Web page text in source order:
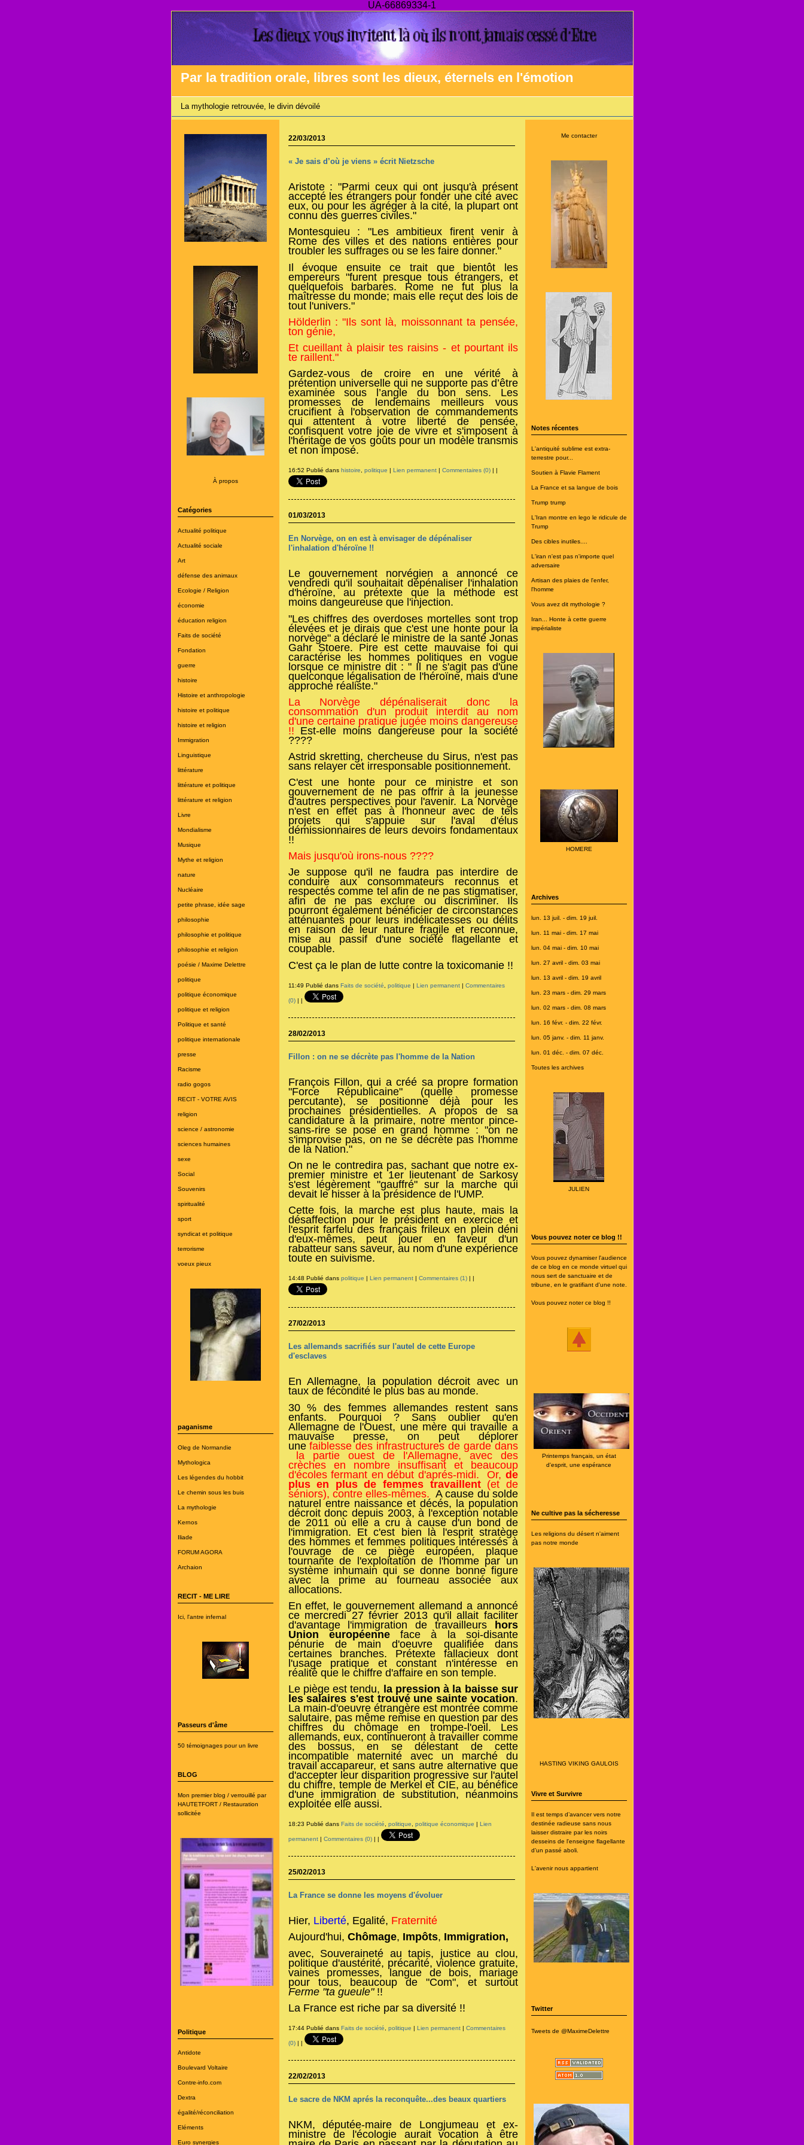
UA-66869334-1
Par la tradition orale, libres sont les dieux, éternels en l'émotion
La mythologie retrouvée, le divin dévoilé
À propos
Catégories
Actualité politique
Actualité sociale
Art
défense des animaux
Ecologie / Religion
économie
éducation religion
Faits de société
Fondation
guerre
histoire
Histoire et anthropologie
histoire et politique
histoire et religion
Immigration
Linguistique
littérature
littérature et politique
littérature et religion
Livre
Mondialisme
Musique
Mythe et religion
nature
Nucléaire
petite phrase, idée sage
philosophie
philosophie et politique
philosophie et religion
poésie / Maxime Delettre
politique
politique économique
politique et religion
Politique et santé
politique internationale
presse
Racisme
radio gogos
RECIT - VOTRE AVIS
religion
science / astronomie
sciences humaines
sexe
Social
Souvenirs
spiritualité
sport
syndicat et politique
terrorisme
voeux pieux
paganisme
Oleg de Normandie
Mythologica
Les légendes du hobbit
Le chemin sous les buis
La mythologie
Kernos
Iliade
FORUM AGORA
Archaion
RECIT - ME LIRE
Ici, l'antre infernal
Passeurs d'âme
50 témoignages pour un livre
BLOG
Mon premier blog / verrouillé par
HAUTETFORT / Restauration
sollicitée
Politique
Antidote
Boulevard Voltaire
Contre-info.com
Dextra
égalité/réconciliation
Eléments
Euro synergies
Me contacter
Notes récentes
L'antiquité sublime est extra-
terrestre pour...
Soutien à Flavie Flament
La France et sa langue de bois
Trump trump
L'Iran montre en lego le ridicule de
Trump
Des cibles inutiles....
L'iran n'est pas n'importe quel
adversaire
Artisan des plaies de l'enfer,
l'homme
Vous avez dit mythologie ?
Iran... Honte à cette guerre
impérialiste
HOMERE
Archives
lun. 13 juil. - dim. 19 juil.
lun. 11 mai - dim. 17 mai
lun. 04 mai - dim. 10 mai
lun. 27 avril - dim. 03 mai
lun. 13 avril - dim. 19 avril
lun. 23 mars - dim. 29 mars
lun. 02 mars - dim. 08 mars
lun. 16 févr. - dim. 22 févr.
lun. 05 janv. - dim. 11 janv.
lun. 01 déc. - dim. 07 déc.
Toutes les archives
JULIEN
Vous pouvez noter ce blog !!
Vous pouvez dynamiser l'audience
de ce blog en ce monde virtuel qui
nous sert de sanctuaire et de
tribune, en le gratifiant d'une note.
Vous pouvez noter ce blog !!
Printemps français, un état
d'esprit, une espérance
Ne cultive pas la sécheresse
Les religions du désert n'aiment
pas notre monde
HASTING VIKING GAULOIS
Vivre et Survivre
Il est temps d’avancer vers notre
destinée radieuse sans nous
laisser distraire par les noirs
desseins de l'enseigne flagellante
d’un passé aboli.
L'avenir nous appartient
Twitter
Tweets de @MaximeDelettre
22/03/2013
« Je sais d’où je viens » écrit Nietzsche
Aristote : "Parmi ceux qui ont jusqu'à présent
accepté les étrangers pour fonder une cité avec
eux, ou pour les agréger à la cité, la plupart ont
connu des guerres civiles."
Montesquieu : "Les ambitieux firent venir à
Rome des villes et des nations entières pour
troubler les suffrages ou se les faire donner."
Il évoque ensuite ce trait que bientôt les
empereurs "furent presque tous étrangers, et
quelquefois barbares. Rome ne fut plus la
maîtresse du monde; mais elle reçut des lois de
tout l'univers."
Hölderlin : "Ils sont là, moissonnant ta pensée,
ton génie,
Et cueillant à plaisir tes raisins - et pourtant ils
te raillent."
Gardez-vous de croire en une vérité à
prétention universelle qui ne supporte pas d’être
examinée sous l’angle du bon sens. Les
promesses de lendemains meilleurs vous
crucifient à l'observation de commandements
qui attentent à votre liberté de pensée,
confisquent votre joie de vivre et s'imposent à
l'héritage de vos goûts pour un modèle transmis
et non imposé.
16:52 Publié dans histoire politique | Lien permanent| Commentaires (0)| |
01/03/2013
En Norvège, on en est à envisager de dépénaliser
l'inhalation d'héroïne !!
Le gouvernement norvégien a annoncé ce
vendredi qu'il souhaitait dépénaliser l'inhalation
d'héroïne, au prétexte que la méthode est
moins dangeureuse que l'injection.
"Les chiffres des overdoses mortelles sont trop
élevées et je dirais que c'est une honte pour la
norvège" a déclaré le ministre de la santé Jonas
Gahr Stoere. Pire est cette mauvaise foi qui
caractérise les hommes politiques en vogue
lorsque ce ministre dit : " Il ne s'agit pas d'une
quelconque légalisation de l'héroïne, mais d'une
approche réaliste."
La Norvège dépénaliserait donc la
consommation d'un produit interdit au nom
d'une certaine pratique jugée moins dangereuse
!! Est-elle moins dangereuse pour la société
????
Astrid skretting, chercheuse du Sirus, n'est pas
sans relayer cet irresponsable positionnement.
C'est une honte pour ce ministre et son
gouvernement de ne pas offrir à la jeunesse
d'autres perspectives pour l'avenir. La Norvège
n'est en effet pas à l'honneur avec de tels
projets qui s'appuie sur l'aval d'élus
démissionnaires de leurs devoirs fondamentaux
!!
Mais jusqu'où irons-nous ????
Je suppose qu'il ne faudra pas interdire de
conduire aux consommateurs reconnus et
respectés comme tel afin de ne pas stigmatiser,
afin de ne pas exclure ou discriminer. Ils
pourront également bénéficier de circonstances
atténuantes pour leurs indélicatesses ou délits
en raison de leur nature fragile et reconnue,
mise au passif d'une société flagellante et
coupable.
C'est ça le plan de lutte contre la toxicomanie !!
11:49 Publié dans Faits de société politique | Lien permanent| Commentaires
(0)| |
28/02/2013
Fillon : on ne se décrète pas l'homme de la Nation
François Fillon, qui a créé sa propre formation
"Force Républicaine" (quelle promesse
percutante), se positionne déjà pour les
prochaines présidentielles. A propos de sa
candidature à la primaire, notre mentor pince-
sans-rire se pose en grand homme : "on ne
s'improvise pas, on ne se décrète pas l'homme
de la Nation."
On ne le contredira pas, sachant que notre ex-
premier ministre et 1er lieutenant de Sarkosy
s'est légèrement "gauffré" sur la marche qui
devait le hisser à la présidence de l'UMP.
Cette fois, la marche est plus haute, mais la
désaffection pour le président en exercice et
l'esprit farfelu des français frileux en plein déni
d'eux-mêmes, peut jouer en faveur d'un
rabatteur sans saveur, au nom d'une expérience
toute en suivisme.
14:48 Publié dans politique | Lien permanent| Commentaires (1)| |
27/02/2013
Les allemands sacrifiés sur l'autel de cette Europe
d'esclaves
En Allemagne, la population décroit avec un
taux de fécondité le plus bas au monde.
30 % des femmes allemandes restent sans
enfants. Pourquoi ? Sans oublier qu'en
Allemagne de l'Ouest, une mère qui travaille a
mauvaise presse, on peut déplorer
unefaiblesse des infrastructures de garde dans
la partie ouest de l'Allemagne, avec des
crèches en nombre insuffisant et beaucoup
d'écoles fermant en début d'aprés-midi. Or, de
plus en plus de femmes travaillent (et de
séniors), contre elles-mêmes. A cause du solde
naturel entre naissance et décés, la population
décroit donc depuis 2003, à l'exception notable
de 2011 où elle a cru à cause d'un bond de
l'immigration. Et c'est bien là l'esprit stratège
des hommes et femmes politiques intéressés à
l'ouvrage de ce piège européen, plaque
tournante de l'exploitation de l'homme par un
système inhumain qui se donne bonne figure
avec la prime au fourneau associée aux
allocations.
En effet, le gouvernement allemand a annoncé
ce mercredi 27 février 2013 qu'il allait faciliter
d'avantage l'immigration de travailleurs hors
Union européenneface à la soi-disante
pénurie de main d'oeuvre qualifiée dans
certaines branches. Prétexte fallacieux dont
l'usage pratique et constant n'intéresse en
réalité que le chiffre d'affaire en son temple.
Le piège est tendu, la pression à la baisse sur
les salaires s'est trouvé une sainte vocation.
La main-d'oeuvre étrangère est montrée comme
salutaire, pas même remise en question par des
chiffres du chômage en trompe-l'oeil. Les
allemands, eux, continueront à travailler comme
des bossus, en se délestant de cette
incompatible maternité avec un marché du
travail accapareur, et sans autre alternative que
d'accepter leur disparition progressive sur l'autel
du chiffre, temple de Merkel et CIE, au bénéfice
d'une immigration de substitution, néanmoins
exploitée elle aussi.
18:23 Publié dans Faits de société politique politique économique | Lien
permanent| Commentaires (0)| |
25/02/2013
La France se donne les moyens d'évoluer
Hier, Liberté, Egalité, Fraternité
Aujourd'hui, Chômage, Impôts, Immigration,
avec, Souveraineté au tapis, justice au clou,
politique d'austérité, précarité, violence gratuite,
vaines promesses,langue de bois, mariage
pour tous, beaucoup de "Com", et surtout
Ferme "ta gueule"!!
La France est riche par sa diversité !!
17:44 Publié dans Faits de société politique | Lien permanent| Commentaires
(0)| |
22/02/2013
Le sacre de NKM aprés la reconquête...des beaux quartiers
NKM, députée-maire de Longjumeau et ex-
ministre de l'écologie aurait vocation à être